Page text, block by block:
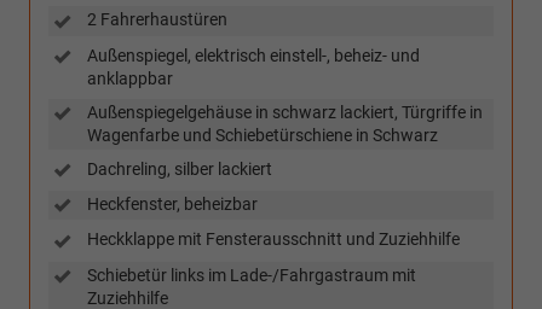
2 Fahrerhaustüren
Außenspiegel, elektrisch einstell-, beheiz- und
anklappbar
Außenspiegelgehäuse in schwarz lackiert, Türgriffe in
Wagenfarbe und Schiebetürschiene in Schwarz
Dachreling, silber lackiert
Heckfenster, beheizbar
Heckklappe mit Fensterausschnitt und Zuziehhilfe
Schiebetür links im Lade-/Fahrgastraum mit
Zuziehhilfe